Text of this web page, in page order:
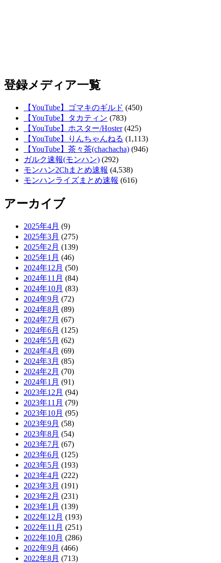
登録メディア一覧
【YouTube】ゴマキのギルド (450)
【YouTube】タカティン (783)
【YouTube】ホスター/Hoster(425)
【YouTube】りんちゃんねる (1,113)
【YouTube】茶々茶(chachacha) (946)
ガルク速報(モンハン) (292)
モンハン2Chまとめ速報 (4,538)
モンハンライズまとめ速報 (616)
アーカイブ
2025年4月 (9)
2025年3月 (275)
2025年2月 (139)
2025年1月 (46)
2024年12月 (50)
2024年11月 (84)
2024年10月 (83)
2024年9月 (72)
2024年8月 (89)
2024年7月 (67)
2024年6月 (125)
2024年5月 (62)
2024年4月 (69)
2024年3月 (85)
2024年2月 (70)
2024年1月 (91)
2023年12月 (94)
2023年11月 (79)
2023年10月 (95)
2023年9月 (58)
2023年8月 (54)
2023年7月 (67)
2023年6月 (125)
2023年5月 (193)
2023年4月 (222)
2023年3月 (191)
2023年2月 (231)
2023年1月 (139)
2022年12月 (193)
2022年11月 (251)
2022年10月 (286)
2022年9月 (466)
2022年8月 (713)